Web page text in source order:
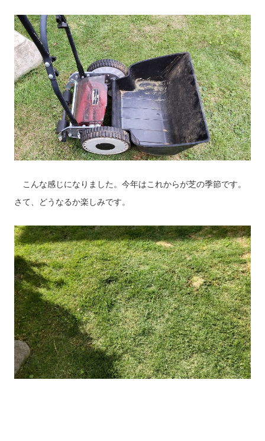
こんな感じになりました。今年はこれからが芝の季節です。
さて、どうなるか楽しみです。